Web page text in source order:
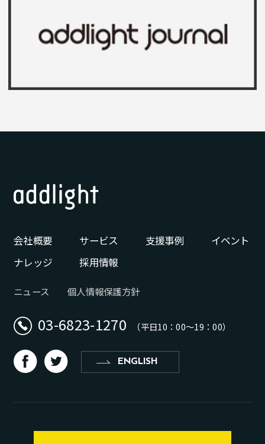
会社概要 サービス 支援事例
イベント
ナレッジ
採用情報
ニュース 個人情報保護方針
03-6823-1270 （平日10：00〜19：00）
d b ENGLISH